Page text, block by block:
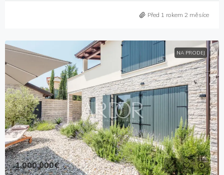
Před 1 rokem 2 měsíce
NA PRODEJ
1,000,000€